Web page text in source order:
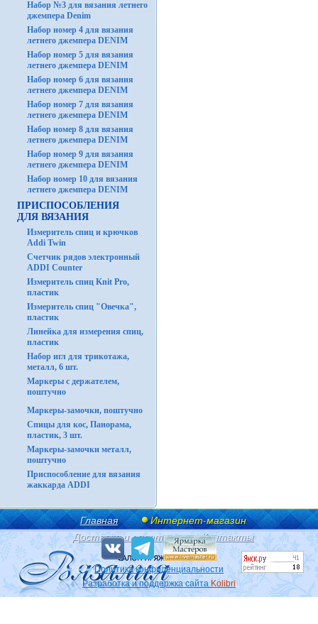
Набор №3 для вязания летнего
джемпера Denim
Набор номер 4 для вязания
летнего джемпера DENIM
Набор номер 5 для вязания
летнего джемпера DENIM
Набор номер 6 для вязания
летнего джемпера DENIM
Набор номер 7 для вязания
летнего джемпера DENIM
Набор номер 8 для вязания
летнего джемпера DENIM
Набор номер 9 для вязания
летнего джемпера DENIM
Набор номер 10 для вязания
летнего джемпера DENIM
ПРИСПОСОБЛЕНИЯ
ДЛЯ ВЯЗАНИЯ
Измеритель спиц и крючков
Addi Twin
Счетчик рядов электронный
ADDI Counter
Измеритель спиц Knit Pro,
пластик
Измеритель спиц "Овечка",
пластик
Линейка для измерения спиц,
пластик
Набор игл для трикотажа,
металл, 6 шт.
Маркеры с держателем,
поштучно
Маркеры-замочки, поштучно
Спицы для кос, Панорама,
пластик, 3 шт.
Маркеры-замочки металл,
поштучно
Приспособление для вязания
жаккарда ADDI
Главная
Интернет-магазин
Доставка и оплата
Контакты
Политика конфиденциальности
Разработка и поддержка сайта Kolibri